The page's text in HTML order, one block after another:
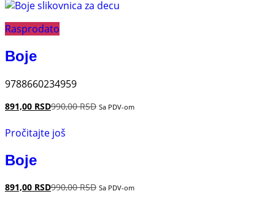
Rasprodato
Boje
9788660234959
891,00 RSD990,00RSD Sa PDV-om
Pročitajte još
Boje
891,00 RSD990,00RSD Sa PDV-om